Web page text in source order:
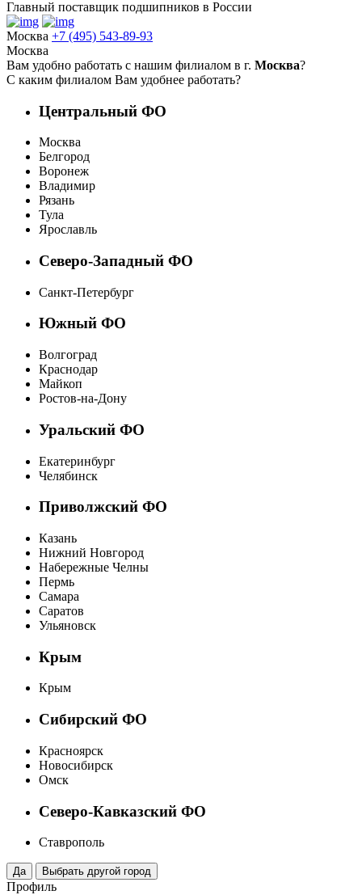
Главный поставщик подшипников в России
Москва +7 (495) 543-89-93
Москва
Вам удобно работать с нашим филиалом в г. Москва?
С каким филиалом Вам удобнее работать?
Центральный ФО
Москва
Белгород
Воронеж
Владимир
Рязань
Тула
Ярославль
Северо-Западный ФО
Санкт-Петербург
Южный ФО
Волгоград
Краснодар
Майкоп
Ростов-на-Дону
Уральский ФО
Екатеринбург
Челябинск
Приволжский ФО
Казань
Нижний Новгород
Набережные Челны
Пермь
Самара
Саратов
Ульяновск
Крым
Крым
Сибирский ФО
Красноярск
Новосибирск
Омск
Северо-Кавказский ФО
Ставрополь
Профиль